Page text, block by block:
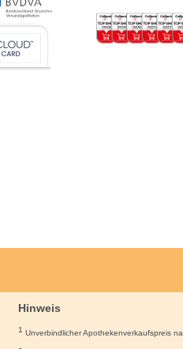
Hinweis
1 Unverbindlicher Apothekenverkaufspreis